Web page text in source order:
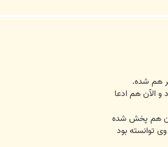
هم شده.
هم پخش شده